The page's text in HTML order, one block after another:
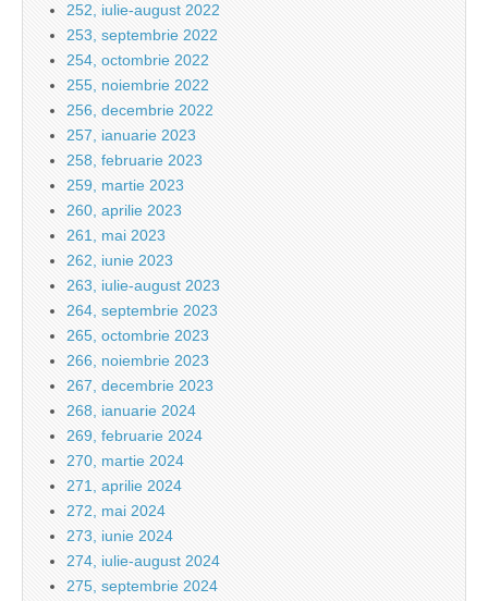
252, iulie-august 2022
253, septembrie 2022
254, octombrie 2022
255, noiembrie 2022
256, decembrie 2022
257, ianuarie 2023
258, februarie 2023
259, martie 2023
260, aprilie 2023
261, mai 2023
262, iunie 2023
263, iulie-august 2023
264, septembrie 2023
265, octombrie 2023
266, noiembrie 2023
267, decembrie 2023
268, ianuarie 2024
269, februarie 2024
270, martie 2024
271, aprilie 2024
272, mai 2024
273, iunie 2024
274, iulie-august 2024
275, septembrie 2024